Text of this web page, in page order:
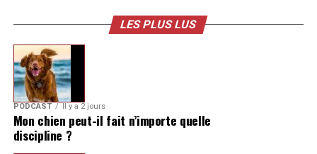
LES PLUS LUS
PODCAST Il y a 2 jours
Mon chien peut-il fait n’importe quelle
discipline ?